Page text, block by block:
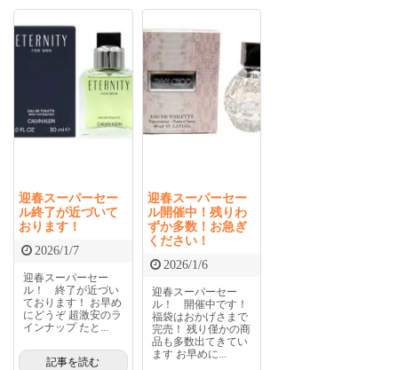
迎春スーパーセー
ル終了が近づいて
おります！
2026/1/7
迎春スーパーセー
ル！ 終了が近づい
ております！ お早め
にどうぞ 超激安のラ
インナップ たと...
記事を読む
迎春スーパーセー
ル開催中！残りわ
ずか多数！お急ぎ
ください！
2026/1/6
迎春スーパーセー
ル！ 開催中です！
福袋はおかげさまで
完売！ 残り僅かの商
品も多数出てきてい
ます お早めに...